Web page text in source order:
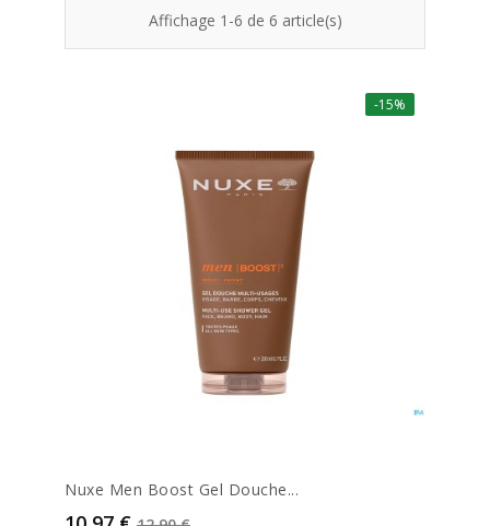
Affichage 1-6 de 6 article(s)
-15%
Nuxe Men Boost Gel Douche...